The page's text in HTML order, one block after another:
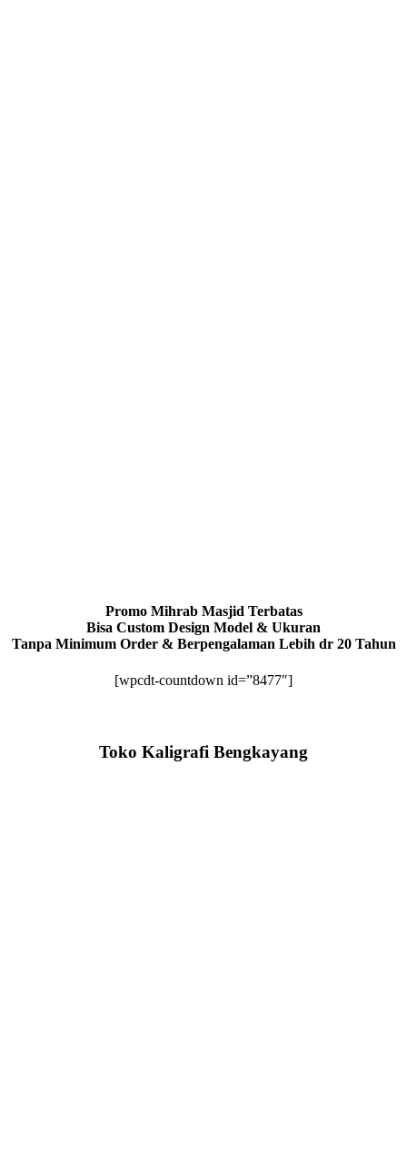
Promo Mihrab Masjid Terbatas
Bisa Custom Design Model & Ukuran
Tanpa Minimum Order & Berpengalaman Lebih dr 20 Tahun
[wpcdt-countdown id=”8477″]
Toko Kaligrafi Bengkayang